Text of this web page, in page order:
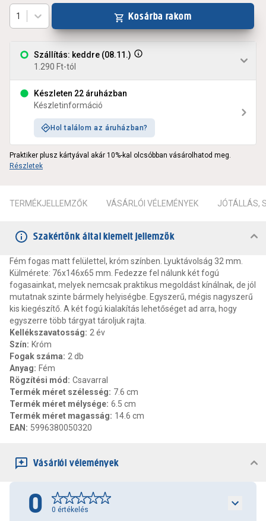
Szállítás: keddre (08.11.)
1.290 Ft-tól
Készleten 22 áruházban
Készletinformáció
Hol találom az áruházban?
1 Kosárba rakom
Praktiker plusz kártyával akár 10%-kal olcsóbban vásárolhatod meg.
Részletek
TERMÉKJELLEMZŐK VÁSÁRLÓI VÉLEMÉNYEK JÓTÁLLÁS,
Szakértőnk által kiemelt jellemzők
Fém fogas matt felülettel, króm színben. Lyuktávolság 32 mm.
Külmérete: 76x146x65 mm. Fedezze fel nálunk két fogú
fogasainkat, melyek nemcsak praktikus megoldást kínálnak, de jól
mutatnak szinte bármely helyiségbe. Egyszerű, mégis nagyszerű
kis kiegészítő. A két fogú kialakítás lehetőséget ad arra, hogy
egyszerre több tárgyat tároljuk rajta.
Kellékszavatosság: 2 év
Szín: Króm
Fogak száma: 2 db
Anyag: Fém
Rögzítési mód : Csavarral
Termék méret szélesség: 7.6 cm
Termék méret mélysége: 6.5 cm
Termék méret magasság: 14.6 cm
EAN : 5996380050320
Vásárlói vélemények
0 0 értékelés